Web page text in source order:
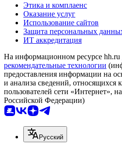
Этика и комплаенс
Оказание услуг
Использование сайтов
Защита персональных
ИТ аккредитация
На информационном ресурсе hh.ru
рекомендательные технологии
предоставления информации на
и анализа сведений, относящихся
пользователей сети «Интернет»,
Российской Федерации)
Русский